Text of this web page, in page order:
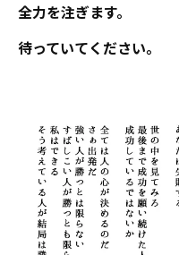
全力を注ぎます。
待っていてください。